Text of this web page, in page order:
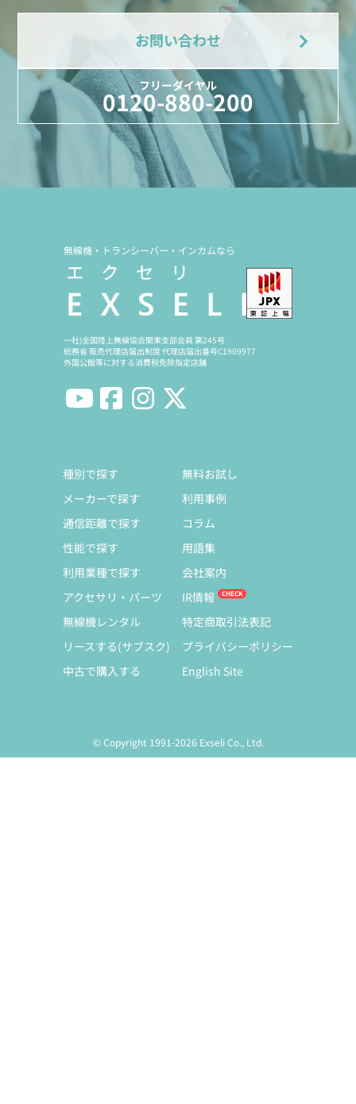
お問い合わせ
フリーダイヤル
0120-880-200
無線機・トランシーバー・インカムなら
一社)全国陸上無線協会関東支部会員 第245号
総務省 販売代理店届出制度 代理店届出番号C1909977
外国公館等に対する消費税免除指定店舗
種別で探す
メーカーで探す
通信距離で探す
性能で探す
利用業種で探す
アクセサリ・パーツ
無線機レンタル
リースする(サブスク)
中古で購入する
無料お試し
利用事例
コラム
用語集
会社案内
IR情報
特定商取引法表記
プライバシーポリシー
English Site
© Copyright 1991-2026 Exseli Co., Ltd.